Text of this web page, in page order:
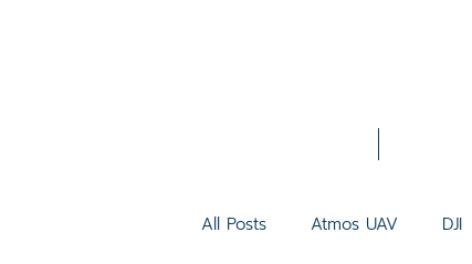
All Posts Atmos UAV DJI